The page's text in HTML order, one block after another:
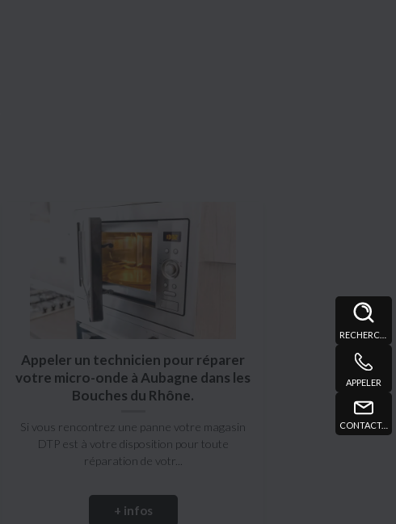
APPELER
CONTACT@DTPMARSEILLE.FR
Appeler un technicien pour réparer
votre micro-onde à Aubagne dans les
Bouches du Rhône.
Si vous rencontrez une panne votre magasin
DTP est à votre disposition pour toute
réparation de votr...
+ infos